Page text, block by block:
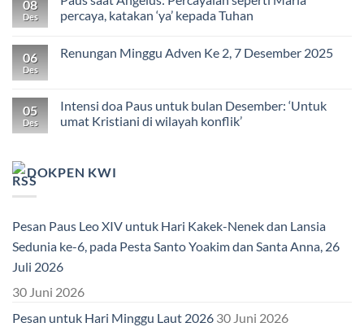
08
Des
percaya, katakan ‘ya’ kepada Tuhan
06
Des
Renungan Minggu Adven Ke 2, 7 Desember 2025
05
Des
Intensi doa Paus untuk bulan Desember: ‘Untuk
umat Kristiani di wilayah konflik’
DOKPEN KWI
Pesan Paus Leo XIV untuk Hari Kakek-Nenek dan Lansia
Sedunia ke-6, pada Pesta Santo Yoakim dan Santa Anna, 26
Juli 2026
30 Juni 2026
Pesan untuk Hari Minggu Laut 2026 30 Juni 2026